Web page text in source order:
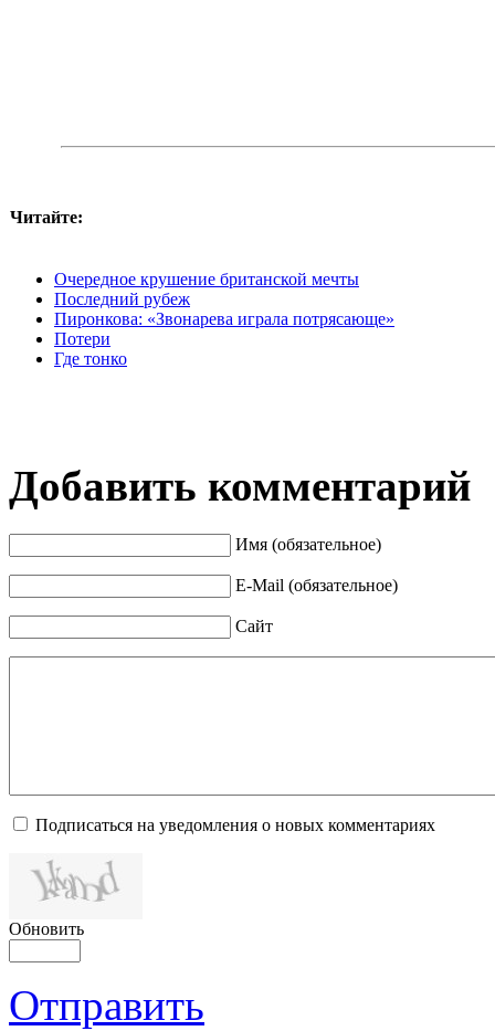
Читайте:
Очередное крушение британской мечты
Последний рубеж
Пиронкова: «Звонарева играла потрясающе»
Потери
Где тонко
Добавить комментарий
Имя (обязательное)
E-Mail (обязательное)
Сайт
Подписаться на уведомления о новых комментариях
Обновить
Отправить